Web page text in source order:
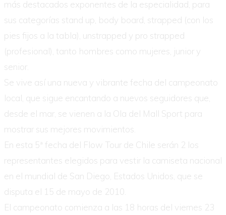
más destacados exponentes de la especialidad, para
sus categorías stand up, body board, strapped (con los
pies fijos a la tabla), unstrapped y pro strapped
(profesional), tanto hombres como mujeres, junior y
senior.
Se vive así una nueva y vibrante fecha del campeonato
local, que sigue encantando a nuevos seguidores que,
desde el mar, se vienen a la Ola del Mall Sport para
mostrar sus mejores movimientos.
En esta 5ª fecha del Flow Tour de Chile serán 2 los
representantes elegidos para vestir la camiseta nacional
en el mundial de San Diego, Estados Unidos, que se
disputa el 15 de mayo de 2010.
El campeonato comienza a las 18 horas del viernes 23